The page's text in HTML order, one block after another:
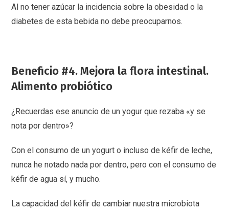
Al no tener azúcar la incidencia sobre la obesidad o la
diabetes de esta bebida no debe preocuparnos.
Beneficio #4. Mejora la flora intestinal.
Alimento probiótico
¿Recuerdas ese anuncio de un yogur que rezaba «y se
nota por dentro»?
Con el consumo de un yogurt o incluso de kéfir de leche,
nunca he notado nada por dentro, pero con el consumo de
kéfir de agua sí, y mucho.
La capacidad del kéfir de cambiar nuestra microbiota